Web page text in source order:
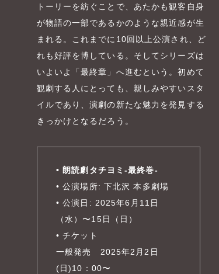
トーリーを紡ぐことで、あたかも観客自身
が物語の一部であるかのような親近感が生
まれる。これまでに10回以上公演され、ど
れも好評を博している。そしてシリーズは
いよいよ「最終章」へ進むという。初めて
観劇する人にとっても、親しみやすいスタ
イルであり、演劇の新たな魅力を発見する
きっかけとなるだろう。
• 朗読劇タチヨミ-最終巻-
• 公演場所: 下北沢 本多劇場
• 公演日: 2025年6月11日
（水）〜15日（日）
• チケット
一般発売 2025年2月2日
(日)10：00〜